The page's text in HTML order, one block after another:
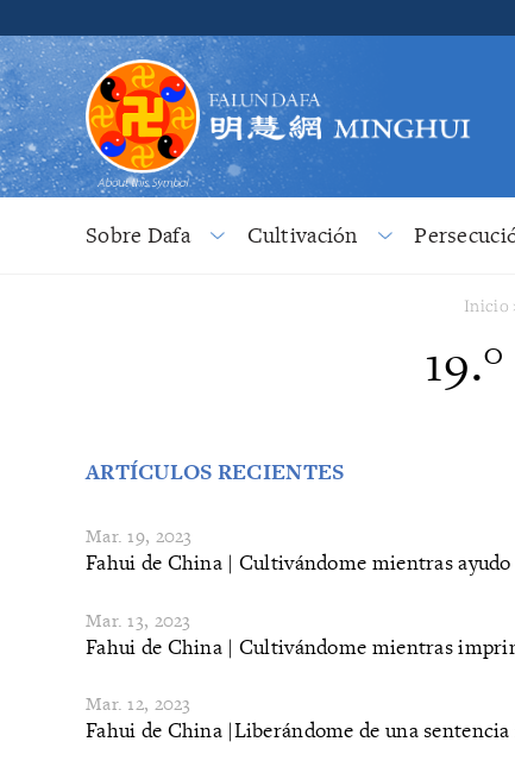
Sobre Dafa Cultivación
Inicio
ARTÍCULOS RECIENTES
Mar. 19, 2023
​Fahui de China | Cultivándome mientras
Mar. 13, 2023
​Fahui de China | Cultivándome mientras
Mar. 12, 2023
​Fahui de China |Liberándome de una